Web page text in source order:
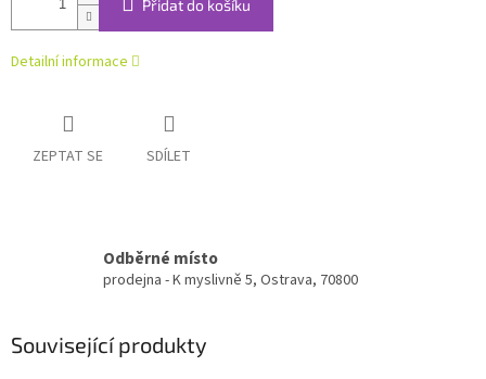
Přidat do košíku
Detailní informace
ZEPTAT SE SDÍLET
Odběrné místo
prodejna - K myslivně 5, Ostrava, 70800
Související produkty